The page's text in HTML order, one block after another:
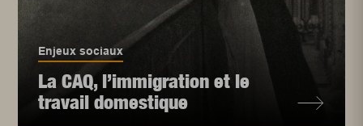
Enjeux sociaux
La CAQ, l’immigration et le
travail domestique